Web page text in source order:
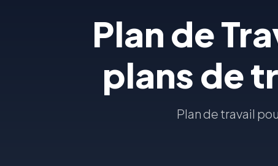
Plan de
plans de
Plan de travail